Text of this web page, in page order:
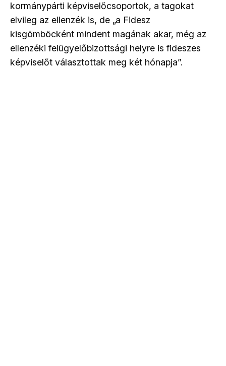
kormánypárti képviselőcsoportok, a tagokat
elvileg az ellenzék is, de „a Fidesz
kisgömböcként mindent magának akar, még az
ellenzéki felügyelőbizottsági helyre is fideszes
képviselőt választottak meg két hónapja”.